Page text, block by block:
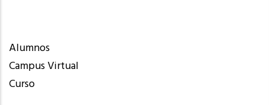
Alumnos
Campus Virtual
Curso